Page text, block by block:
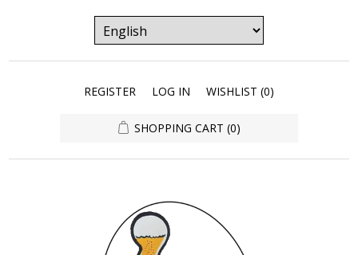
REGISTER LOG IN WISHLIST (0)
SHOPPING CART (0)